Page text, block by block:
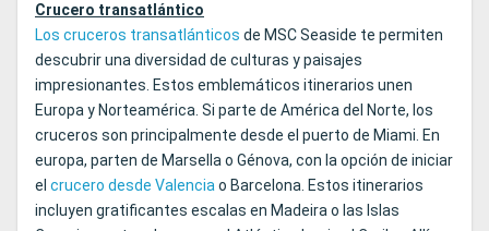
Crucero transatlántico
Los cruceros transatlánticos de MSC Seaside te permiten
descubrir una diversidad de culturas y paisajes
impresionantes. Estos emblemáticos itinerarios unen
Europa y Norteamérica. Si parte de América del Norte, los
cruceros son principalmente desde el puerto de Miami. En
europa, parten de Marsella o Génova, con la opción de iniciar
el crucero desde Valenciao Barcelona. Estos itinerarios
incluyen gratificantes escalas en Madeira o las Islas